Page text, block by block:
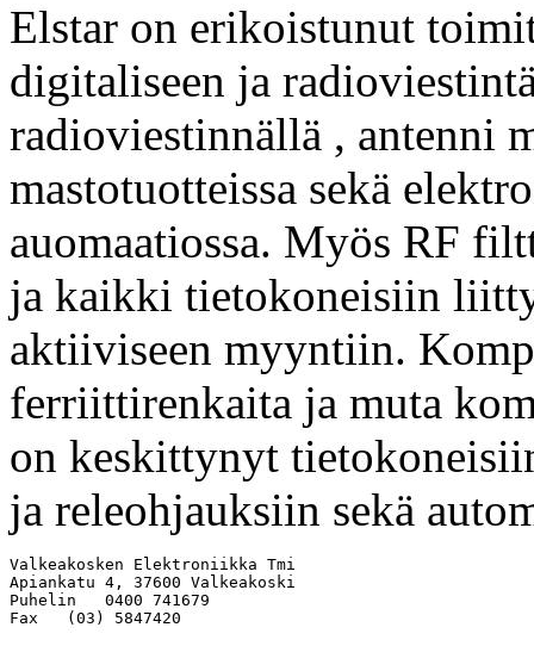
Elstar on erikoistunut
digitaliseen ja
radioviestinnällä , antenni
mastotuotteissa sekä
auomaatiossa. Myös RF
ja kaikki tietokoneisiin
aktiiviseen myyntiin.
ferriittirenkaita ja muta
on keskittynyt
ja releohjauksiin sekä
Valkeakosken Elektroniikka Tmi
Apiankatu 4, 37600 Valkeakoski
Puhelin   0400 741679